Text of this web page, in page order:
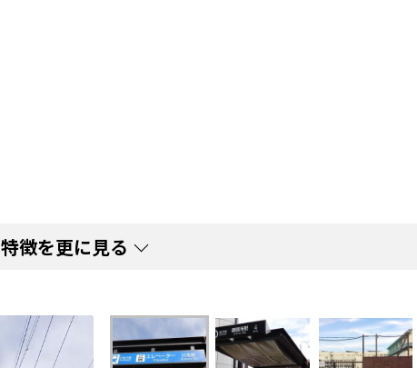
特徴を更に見る